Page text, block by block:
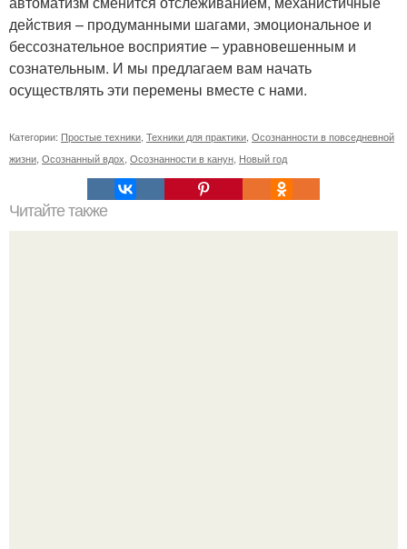
действия – продуманными шагами, эмоциональное и
бессознательное восприятие – уравновешенным и
сознательным. И мы предлагаем вам начать
осуществлять эти перемены вместе с нами.
Категории: Простые техники Техники для практики Осознанности в повседневной
жизни Осознанный вдох Осознанности в канун Новый год
Читайте также